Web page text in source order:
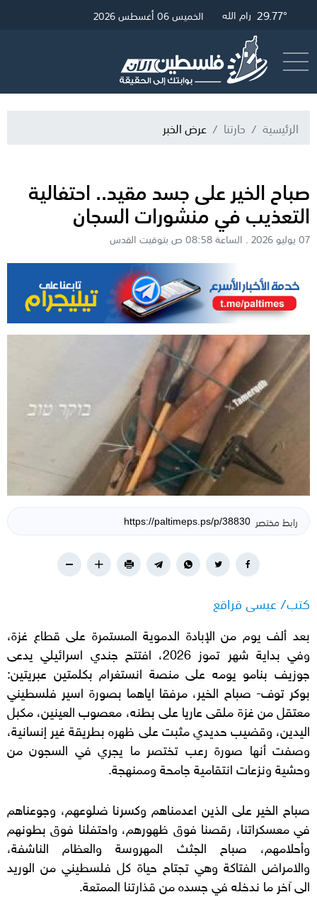
31.86° غزة 29.45° القدس 29.77° رام الله 28.86° الخليل الخميس 06 أغسطس 2026
الرئيسية حارتنا عرض الخبر
صباح الخير على جسد مقيد.. احتفالية
التعذيب في منشورات السجان
07 يوليو 2026 . الساعة 08:58 ص بتوقيت القدس
رابط مختصر
كتب/ عيسى قراقع
بعد ألف يوم من الإبادة الدموية المستمرة على قطاع غزة،
وفي بداية شهر تموز 2026، افتتح جندي اسرائيلي يدعى
جوزيف بنامو يومه على منصة انستغرام بكلمتين عبريتين:
بوكر توف- صباح الخير، مرفقا اياهما بصورة اسير فلسطيني
معتقل من غزة ملقى عاريا على بطنه، معصوب العينين، مكبل
اليدين، وقضيب حديدي مثبت على ظهره بطريقة غير إنسانية،
وصفت أنها صورة رعب تختصر ما يجري في السجون من
وحشية ونزعات انتقامية جامحة وممنهجة.
صباح الخير على الذين اعدمناهم وكسرنا ضلوعهم، وجوعناهم
في معسكراتنا، رقصنا فوق ظهورهم، واحتفلنا فوق بطونهم
وأحلامهم، صباح الجثث المهروسة والعظام الناشفة،
والامراض الفتاكة وهي تجتاح حياة كل فلسطيني من الوريد
الى آخر ما ندخله في جسده من قذارتنا الممتعة.